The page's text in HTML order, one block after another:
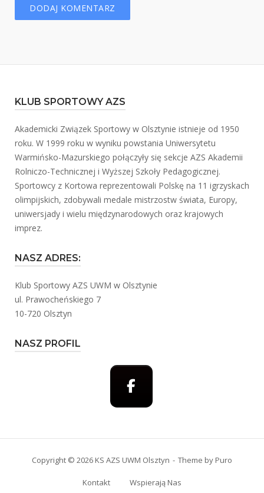
KLUB SPORTOWY AZS
Akademicki Związek Sportowy w Olsztynie istnieje od 1950
roku. W 1999 roku w wyniku powstania Uniwersytetu
Warmińsko-Mazurskiego połączyły się sekcje AZS Akademii
Rolniczo-Technicznej i Wyższej Szkoły Pedagogicznej.
Sportowcy z Kortowa reprezentowali Polskę na 11 igrzyskach
olimpijskich, zdobywali medale mistrzostw świata, Europy,
uniwersjady i wielu międzynarodowych oraz krajowych
imprez.
NASZ ADRES:
Klub Sportowy AZS UWM w Olsztynie
ul. Prawocheńskiego 7
10-720 Olsztyn
NASZ PROFIL
Copyright © 2026 KS AZS UWM Olsztyn Theme by Puro
Kontakt Wspierają Nas